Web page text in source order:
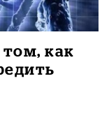
как